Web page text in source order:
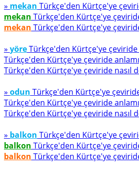
» mekan Türkçe'den Kürtçe'ye
mekan Türkçe'den Kürtçe'ye
mekan Türkçe'den Kürtçe'ye
» yöreTürkçe'den Kürtçe'ye
Türkçe'den Kürtçe'ye çeviride
Türkçe'den Kürtçe'ye çeviride nasıl
» odun Türkçe'den Kürtçe'ye
Türkçe'den Kürtçe'ye çeviride
Türkçe'den Kürtçe'ye çeviride nasıl
» balkon Türkçe'den Kürtçe'ye
balkon Türkçe'den Kürtçe'ye
balkon Türkçe'den Kürtçe'ye